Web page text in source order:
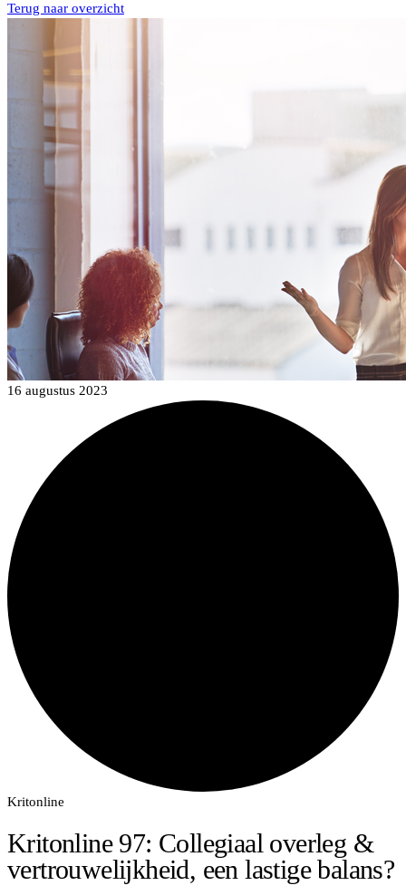
Terug naar overzicht
16 augustus 2023
Kritonline
Kritonline 97: Collegiaal overleg &
vertrouwelijkheid, een lastige balans?